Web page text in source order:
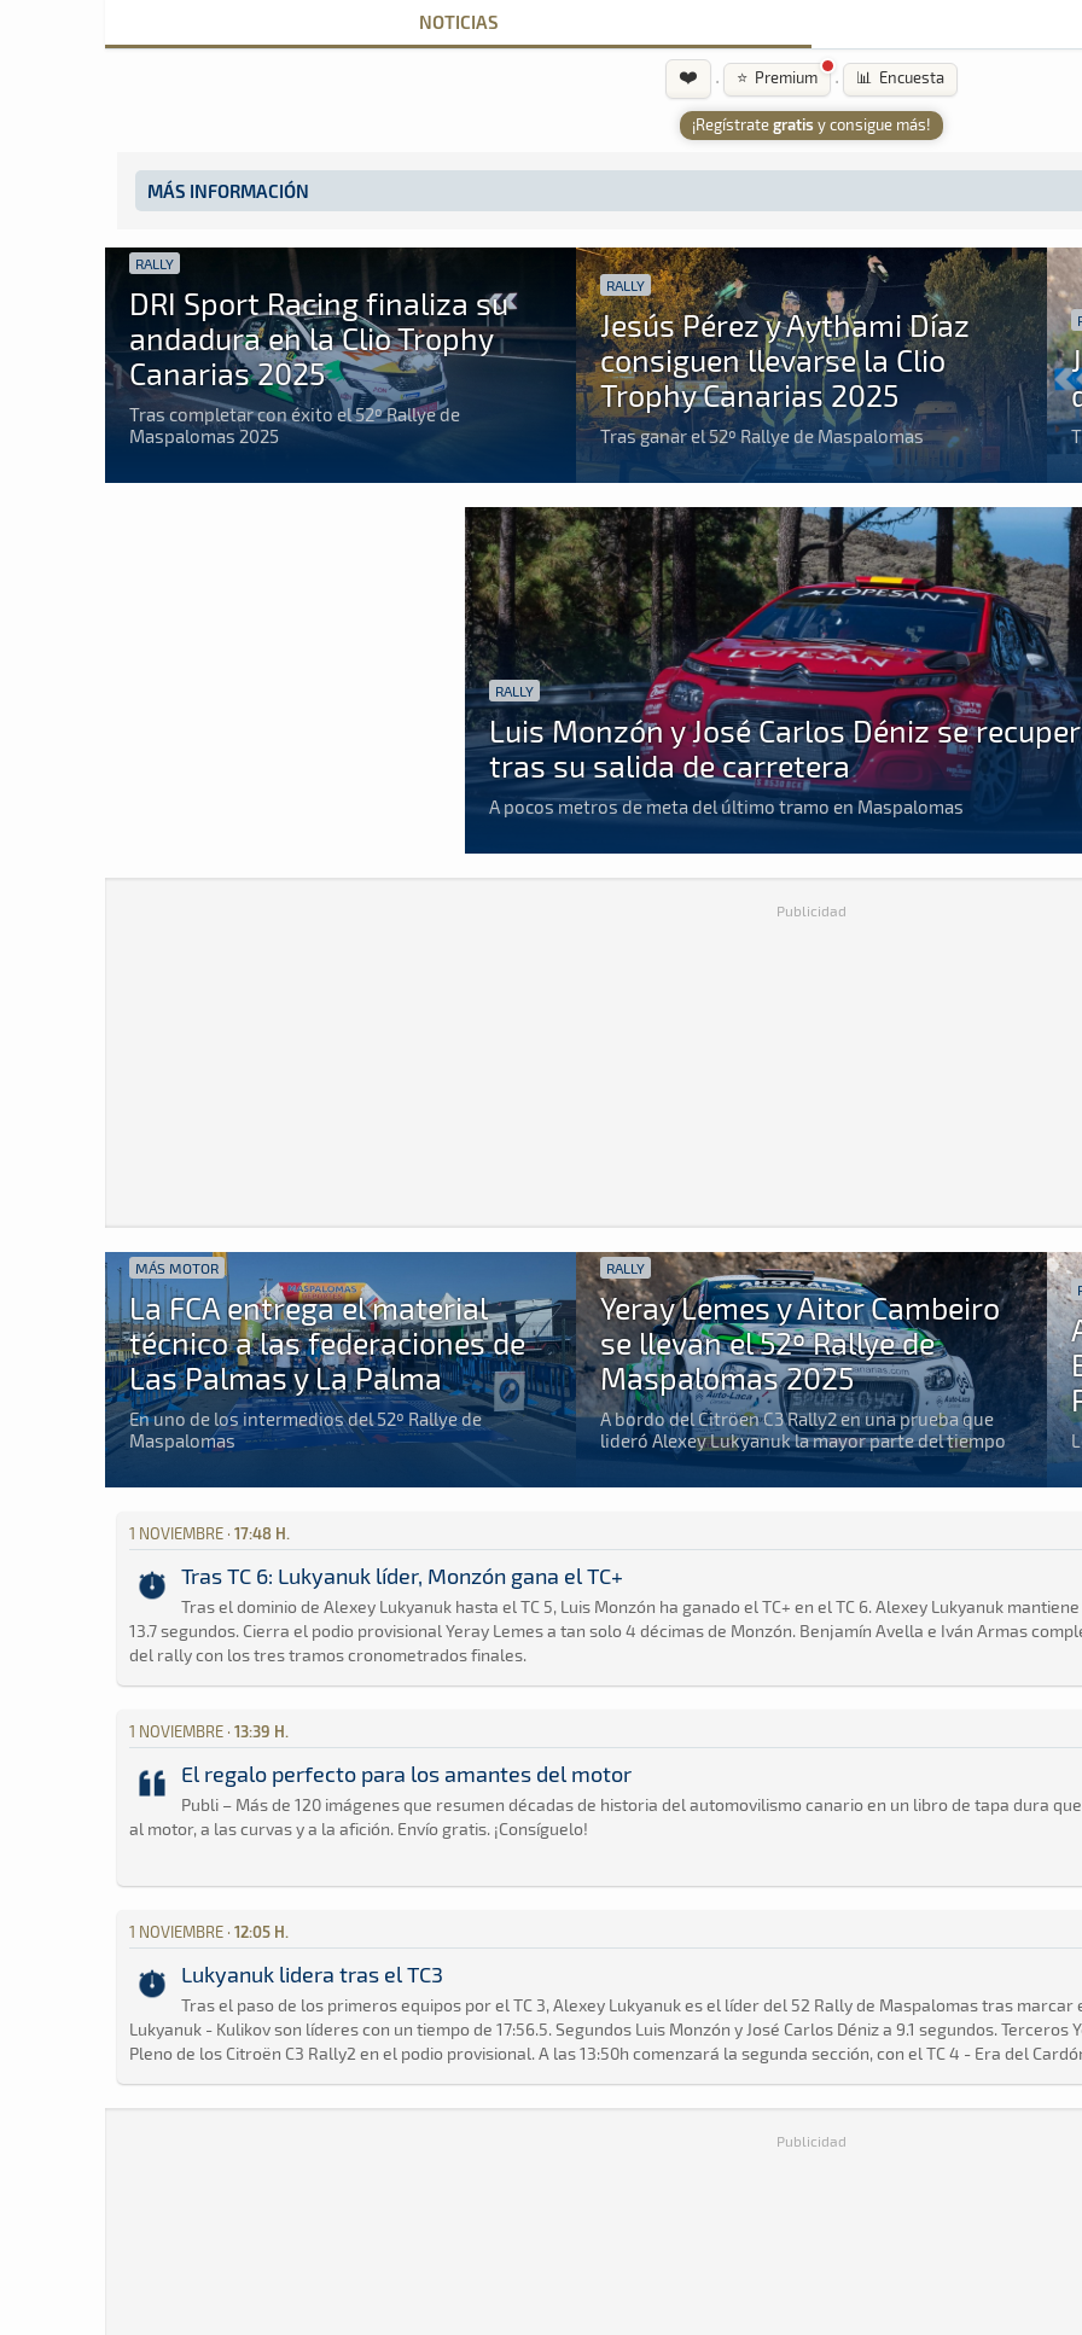
NOTICIAS
❤️ · ⭐ Premium · 📊 Encuesta
¡Regístrategratis y consigue más!
MÁS INFORMACIÓN
RALLY
DRI Sport Racing finaliza su
andadura en la Clio Trophy
Canarias 2025
Tras completar con éxito el 52º Rallye de
Maspalomas 2025
RALLY
Jesús Pérez y Aythami Díaz
consiguen llevarse la Clio
Trophy Canarias 2025
Tras ganar el 52º Rallye de Maspalomas
RALLY
Luis Monzón y José Carlos Déniz se
tras su salida de carretera
A pocos metros de meta del último tramo en Maspalomas
Publicidad
MÁS MOTOR
La FCA entrega el material
técnico a las federaciones de
Las Palmas y La Palma
En uno de los intermedios del 52º Rallye de
Maspalomas
RALLY
Yeray Lemes y Aitor Cambeiro
se llevan el 52º Rallye de
Maspalomas 2025
A bordo del Citro¨en C3 Rally2 en una prueba que
lideró Alexey Lukyanuk la mayor parte del tiempo
1 NOVIEMBRE · 17:48 H.
Tras TC 6: Lukyanuk líder, Monzón gana el TC+
Tras el dominio de Alexey Lukyanuk hasta el TC 5, Luis Monzón ha ganado el TC+ en el TC 6. Alexey Lukyanuk
13.7 segundos. Cierra el podio provisional Yeray Lemes a tan solo 4 décimas de Monzón. Benjamín Avella e Iván Armas
del rally con los tres tramos cronometrados finales.
1 NOVIEMBRE · 13:39 H.
El regalo perfecto para los amantes del motor
Publi – Más de 120 imágenes que resumen décadas de historia del automovilismo canario en un libro de tapa dura
al motor, a las curvas y a la afición. Envío gratis. ¡Consíguelo!
1 NOVIEMBRE · 12:05 H.
Lukyanuk lidera tras el TC3
Tras el paso de los primeros equipos por el TC 3, Alexey Lukyanuk es el líder del 52 Rally de Maspalomas tras
Lukyanuk - Kulikov son líderes con un tiempo de 17:56.5. Segundos Luis Monzón y José Carlos Déniz a 9.1 segundos. Terceros
Pleno de los Citroën C3 Rally2 en el podio provisional. A las 13:50h comenzará la segunda sección, con el TC 4 - Era del
Publicidad